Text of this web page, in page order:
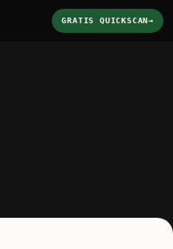
GRATIS QUICKSCAN→